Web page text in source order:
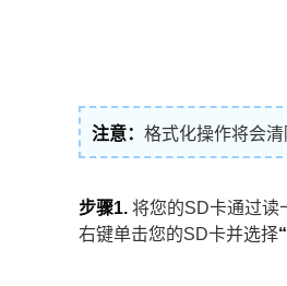
注意： 格式化操作将会
步骤1. 将您的SD卡通过读
右键单击您的SD卡并选择